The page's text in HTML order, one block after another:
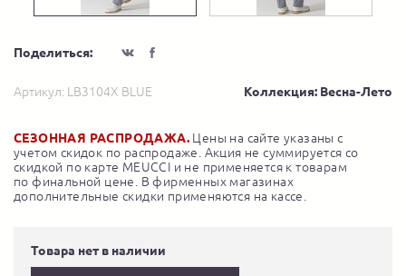
Поделиться:
Артикул: LB3104X BLUE Коллекция: Весна-Лето
СЕЗОННАЯ РАСПРОДАЖА. Цены на сайте указаны с
учетом скидок по распродаже. Акция не суммируется со
скидкой по карте MEUCCI и не применяется к товарам
по финальной цене. В фирменных магазинах
дополнительные скидки применяются на кассе.
Товара нет в наличии